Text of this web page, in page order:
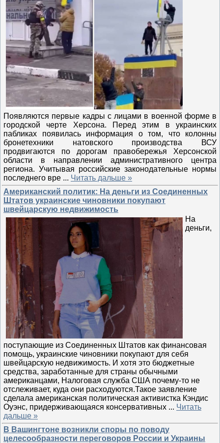
Появляются первые кадры с лицами в военной форме в
городской черте Херсона. Перед этим в украинских
пабликах появилась информация о том, что колонны
бронетехники натовского производства ВСУ
продвигаются по дорогам правобережья Херсонской
области в направлении административного центра
региона. Учитывая российские законодательные нормы
последнего вре ... Читать дальше »
Американский политик: На деньги из Соединенных
Штатов украинские чиновники покупают
швейцарскую недвижимость
На
деньги,
поступающие из Соединенных Штатов как финансовая
помощь, украинские чиновники покупают для себя
швейцарскую недвижимость. И хотя это бюджетные
средства, заработанные для страны обычными
американцами, Налоговая служба США почему-то не
отслеживает, куда они расходуются.Такое заявление
сделала американская политическая активистка Кэндис
Оуэнс, придерживающаяся консервативных ... Читать
дальше »
В Вашингтоне возникли споры по поводу
целесообразности переговоров России и Украины